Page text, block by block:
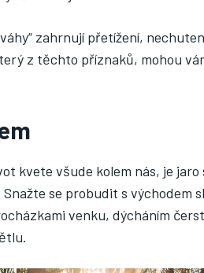
zahrnují přetížení,
z těchto příznaků, mohou
kvete všude kolem nás, je
se probudit s východem
venku, dýcháním